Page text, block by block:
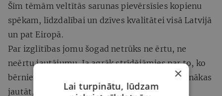
Šīm tēmām veltītās sarunas pievērsīsies kopienu
spēkam, līdzdalībai un dzīves kvalitātei visā Latvijā
un pat Eiropā.
Par izglītības jomu šogad netrūks ne ērtu, ne
neērtu jautājumu. Ja agrāk strīdējāmies par to, ko
bērniem mācīt skolā, tad tagad arvien biežāk nākas
jautāt, kādai skolai jābūt pasaulē, kuru strauji
×
Lai turpinātu, lūdzam